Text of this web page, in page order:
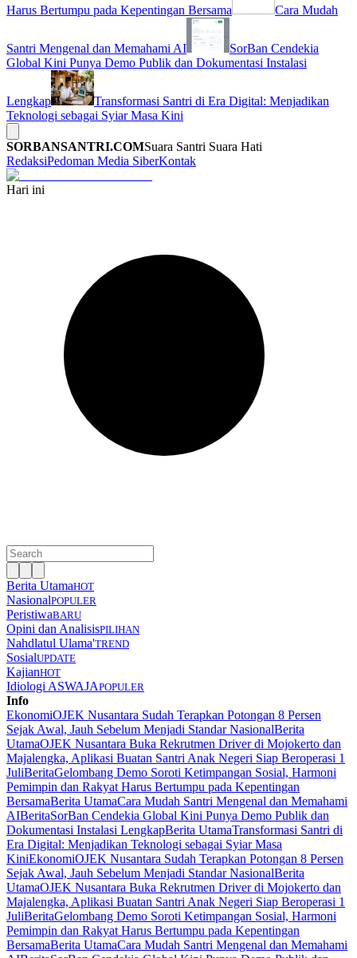
Harus Bertumpu pada Kepentingan Bersama Cara Mudah
Santri Mengenal dan Memahami AI
SorBan Cendekia
Global Kini Punya Demo Publik dan Dokumentasi Instalasi
Lengkap
Transformasi Santri di Era Digital: Menjadikan
Teknologi sebagai Syiar Masa Kini
SORBANSANTRI.COMSuara Santri Suara Hati
RedaksiPedoman Media SiberKontak
Hari ini
Berita UtamaHOT
NasionalPOPULER
PeristiwaBARU
Opini dan AnalisisPILIHAN
Nahdlatul Ulama'TREND
SosialUPDATE
KajianHOT
Idiologi ASWAJAPOPULER
Info
EkonomiOJEK Nusantara Sudah Terapkan Potongan 8 Persen
Sejak Awal, Jauh Sebelum Menjadi Standar NasionalBerita
UtamaOJEK Nusantara Buka Rekrutmen Driver di Mojokerto dan
Majalengka, Aplikasi Buatan Santri Anak Negeri Siap Beroperasi 1
JuliBeritaGelombang Demo Soroti Ketimpangan Sosial, Harmoni
Pemimpin dan Rakyat Harus Bertumpu pada Kepentingan
BersamaBerita UtamaCara Mudah Santri Mengenal dan Memahami
AIBeritaSorBan Cendekia Global Kini Punya Demo Publik dan
Dokumentasi Instalasi LengkapBerita UtamaTransformasi Santri di
Era Digital: Menjadikan Teknologi sebagai Syiar Masa
KiniEkonomiOJEK Nusantara Sudah Terapkan Potongan 8 Persen
Sejak Awal, Jauh Sebelum Menjadi Standar NasionalBerita
UtamaOJEK Nusantara Buka Rekrutmen Driver di Mojokerto dan
Majalengka, Aplikasi Buatan Santri Anak Negeri Siap Beroperasi 1
JuliBeritaGelombang Demo Soroti Ketimpangan Sosial, Harmoni
Pemimpin dan Rakyat Harus Bertumpu pada Kepentingan
BersamaBerita UtamaCara Mudah Santri Mengenal dan Memahami